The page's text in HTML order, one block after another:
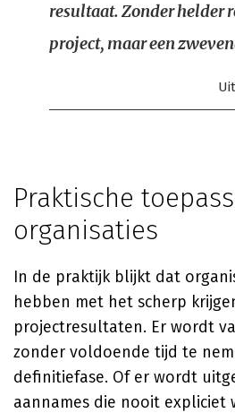
resultaat. Zonder helder
project, maar een
Praktische
organisaties
In de praktijk blijkt dat
hebben met het scherp
projectresultaten. Er wordt
zonder voldoende tijd te
definitiefase. Of er wordt
aannames die nooit expliciet